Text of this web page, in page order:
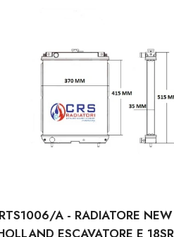
RTS1006/A - RADIATORE NEW
ESCAVATORE E 18SR